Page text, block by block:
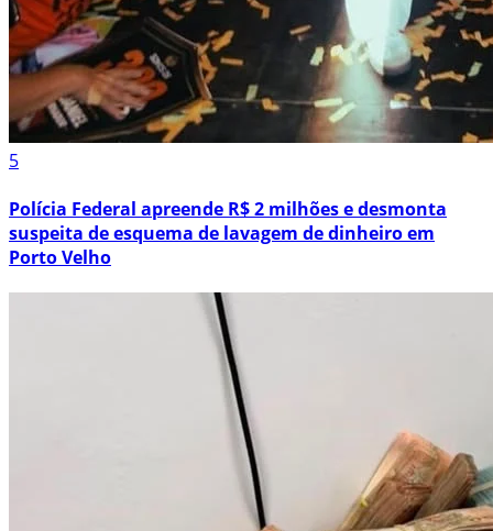
5
Polícia Federal apreende R$ 2 milhões e desmonta
suspeita de esquema de lavagem de dinheiro em
Porto Velho